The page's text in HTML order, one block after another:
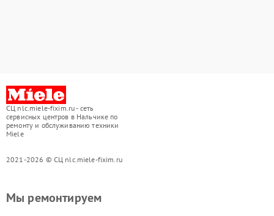
СЦ nlc.miele-fixim.ru - сеть
сервисных центров в Нальчике по
ремонту и обслуживанию техники
Miele
2021-2026 © СЦ nlc.miele-fixim.ru
Мы ремонтируем